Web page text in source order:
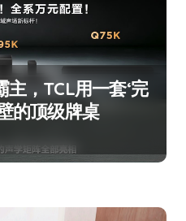
，TCL用一套‘完
的顶级牌桌